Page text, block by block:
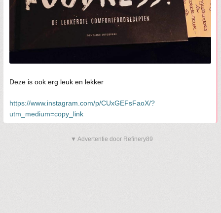
Deze is ook erg leuk en lekker
https://www.instagram.com/p/CUxGEFsFaoX/?
utm_medium=copy_link
▼ Advertentie door Refinery89